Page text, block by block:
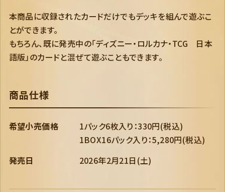
本商品に収録されたカードだけでもデッキを組んで遊ぶこ
とができます。
もちろん、既に発売中の「ディズニー・ロルカナ・TCG 日本
語版」のカードと混ぜて遊ぶこともできます。
商品仕様
希望小売価格
1パック6枚入り：330円(税込)
1BOX16パック入り：5,280円(税込)
発売日
2026年2月21日(土)